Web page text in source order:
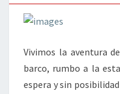
Vivimos la aventura
barco, rumbo a la
espera y sin